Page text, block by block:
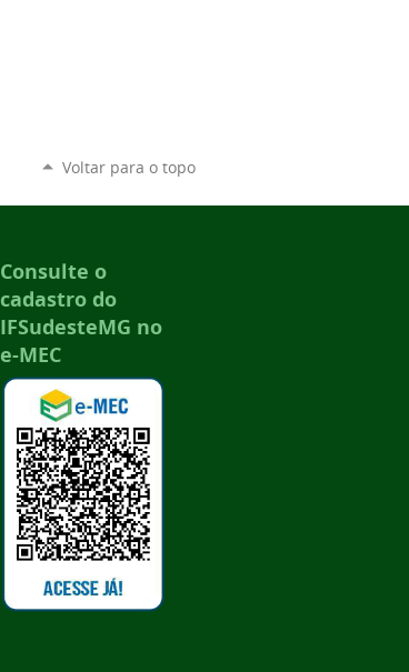
Voltar para o topo
Consulte o
cadastro do
IFSudesteMG no
e-MEC